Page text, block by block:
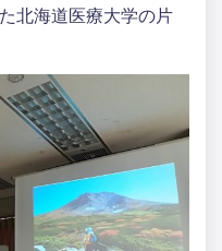
北海道医療大学の片